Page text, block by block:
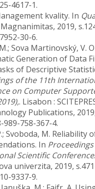
4617-1.
kvality. In
2019,
30-6.
Sova Martinovský, V.
Generation of Data
of Descriptive
of the 11th
on Computer
. Lisabon :
Publications,
989-758-367-4.
Svoboda, M. Reliability
In
Scientific Conference
univerzita, 2019,
9337-9.